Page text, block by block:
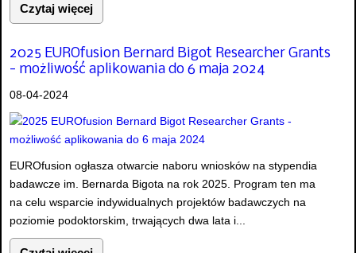
Czytaj więcej
2025 EUROfusion Bernard Bigot Researcher Grants
- możliwość aplikowania do 6 maja 2024
08-04-2024
EUROfusion ogłasza otwarcie naboru wniosków na stypendia
badawcze im. Bernarda Bigota na rok 2025. Program ten ma
na celu wsparcie indywidualnych projektów badawczych na
poziomie podoktorskim, trwających dwa lata i...